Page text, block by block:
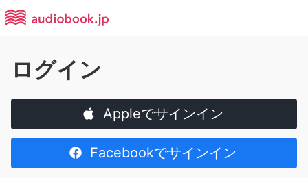
ログイン
Appleでサインイン
Facebookでサインイン